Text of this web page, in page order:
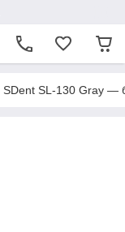
SDent SL-130 Gray —